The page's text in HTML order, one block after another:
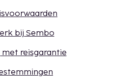
bij Sembo
met reisgarantie